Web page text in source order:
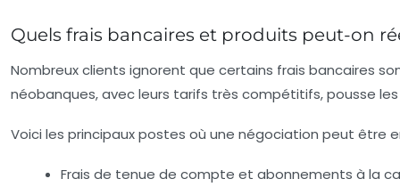
Quels frais bancaires et produits peut-on
Nombreux clients ignorent que certains frais bancaires
néobanques, avec leurs tarifs très compétitifs, pousse
Voici les principaux postes où une négociation peut être
Frais de tenue de compte et abonnements à la